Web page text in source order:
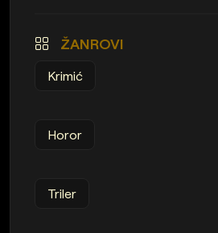
ŽANROVI
Krimić
Horor
Triler